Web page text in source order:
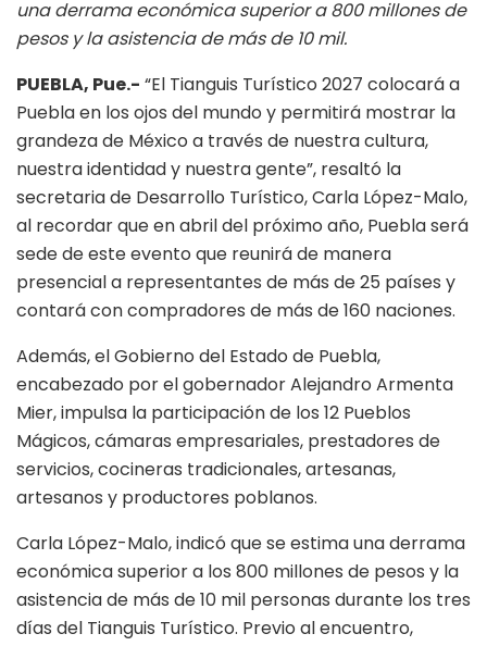
una derrama económica superior a 800 millones de
pesos y la asistencia de más de 10 mil.
PUEBLA, Pue.- “El Tianguis Turístico 2027 colocará a
Puebla en los ojos del mundo y permitirá mostrar la
grandeza de México a través de nuestra cultura,
nuestra identidad y nuestra gente”, resaltó la
secretaria de Desarrollo Turístico, Carla López-Malo,
al recordar que en abril del próximo año, Puebla será
sede de este evento que reunirá de manera
presencial a representantes de más de 25 países y
contará con compradores de más de 160 naciones.
Además, el Gobierno del Estado de Puebla,
encabezado por el gobernador Alejandro Armenta
Mier, impulsa la participación de los 12 Pueblos
Mágicos, cámaras empresariales, prestadores de
servicios, cocineras tradicionales, artesanas,
artesanos y productores poblanos.
Carla López-Malo, indicó que se estima una derrama
económica superior a los 800 millones de pesos y la
asistencia de más de 10 mil personas durante los tres
días del Tianguis Turístico. Previo al encuentro,